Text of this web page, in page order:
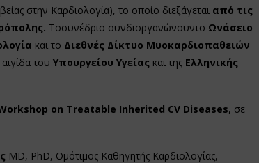
στην Καρδιολογία), το οποίο διεξάγεται από τις
Τοσυνέδριο συνδιοργανώνουντο Ωνάσειο
και το Διεθνές Δίκτυο Μυοκαρδιοπαθειών
του Υπουργείου Υγείας και της Ελληνικής
on Treatable Inherited CV Diseases, σε
MD, PhD, Ομότιμος Καθηγητής Καρδιολογίας,